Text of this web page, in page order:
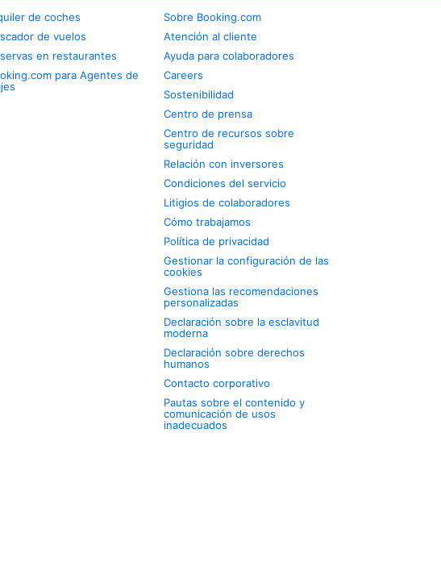
de coches
de vuelos
en restaurantes
para Agentes de
Sobre Booking.com
Atención al cliente
Ayuda para colaboradores
Careers
Sostenibilidad
Centro de prensa
Centro de recursos sobre
seguridad
Relación con inversores
Condiciones del servicio
Litigios de colaboradores
Cómo trabajamos
Política de privacidad
Gestionar la configuración de las
cookies
Gestiona las recomendaciones
personalizadas
Declaración sobre la esclavitud
moderna
Declaración sobre derechos
humanos
Contacto corporativo
Pautas sobre el contenido y
comunicación de usos
inadecuados